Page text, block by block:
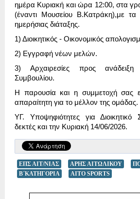
ημέρα Κυριακή και ώρα 12:00, στα
(έναντι Μουσείου Β.Κατράκη),με
ημερήσιας διάταξης.
1) Διοικητικός - Οικονομικός
2) Εγγραφή νέων μελών.
3) Αρχαιρεσίες προς ανάδειξη
Συμβουλίου.
Η παρουσία και η συμμετοχή σας
απαραίτητη για το μέλλον της ομάδας.
ΥΓ. Υποψηφιότητες για Διοικητικό
δεκτές και την Κυριακή 14/06/2026.
ΕΠΣ ΑΙΤ/ΝΙΑΣ ΑΡΗΣ ΑΙΤΩΛΙΚΟΥ
Β΄ΚΑΤΗΓΟΡΙΑ
AITO SPORTS